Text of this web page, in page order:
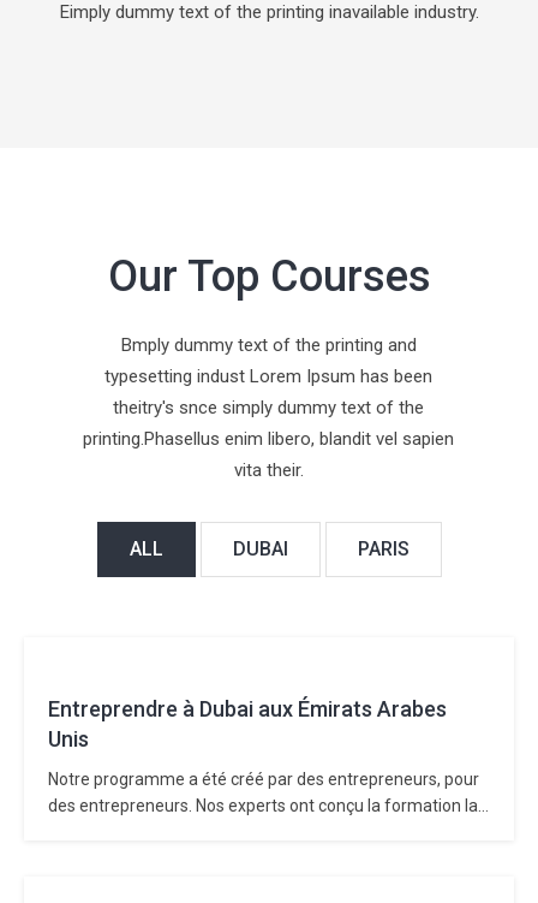
Eimply dummy text of the printing inavailable industry.
Our Top Courses
Bmply dummy text of the printing and
typesetting indust Lorem Ipsum has been
theitry's snce simply dummy text of the
printing.Phasellus enim libero, blandit vel sapien
vita their.
ALL DUBAI PARIS
Entreprendre à Dubai aux Émirats Arabes
Unis
Notre programme a été créé par des entrepreneurs, pour
des entrepreneurs. Nos experts ont conçu la formation la